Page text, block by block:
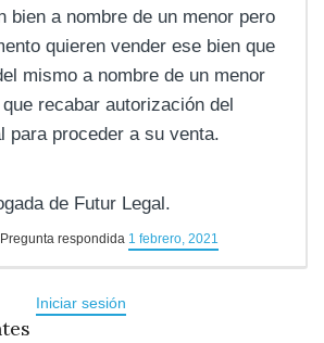
bien a nombre de un menor pero
quieren vender ese bien que
mismo a nombre de un menor
recabar autorización del
para proceder a su venta.
de Futur Legal.
Pregunta respondida 1 febrero, 2021
Iniciar sesión